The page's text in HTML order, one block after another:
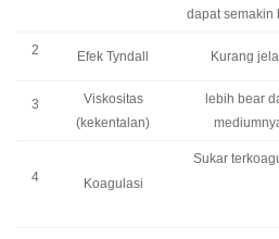
dapat semakin
2 Efek Tyndall Kurang
3
Viskositas
(kekentalan)
lebih bear
4 Koagulasi
Sukar